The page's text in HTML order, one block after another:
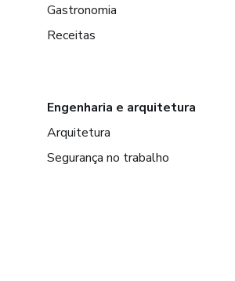
Gastronomia
Receitas
Engenharia e arquitetura
Arquitetura
Segurança no trabalho